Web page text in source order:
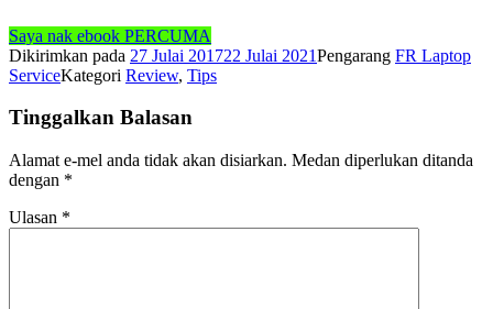
Saya nak ebook PERCUMA
Dikirimkan pada 27 Julai 201722 Julai 2021Pengarang FR Laptop
ServiceKategori Review, Tips
Tinggalkan Balasan
Alamat e-mel anda tidak akan disiarkan. Medan diperlukan ditanda
dengan *
Ulasan *